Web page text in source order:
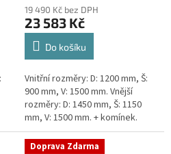
19 490 Kč bez DPH
23 583 Kč
Do košíku
Vnitřní rozměry: D: 1200 mm, Š:
900 mm, V: 1500 mm. Vnější
rozměry: D: 1450 mm, Š: 1150
mm, V: 1500 mm. + komínek.
Dvouplášťová vodoměrná šachta
- do míst se spodní...
Doprava Zdarma